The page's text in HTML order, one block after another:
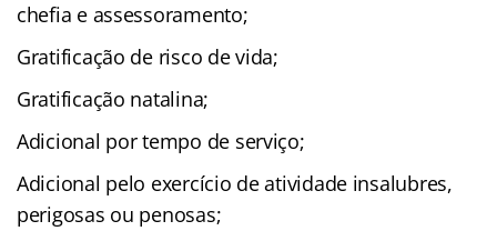
chefia e assessoramento;
Gratificação de risco de vida;
Gratificação natalina;
Adicional por tempo de serviço;
Adicional pelo exercício de atividade insalubres,
perigosas ou penosas;